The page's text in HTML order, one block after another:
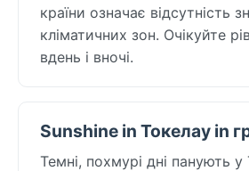
країни означає відсутність
кліматичних зон. Очікуйте
вдень і вночі.
Sunshine in Токелау in
Темні, похмурі дні панують у